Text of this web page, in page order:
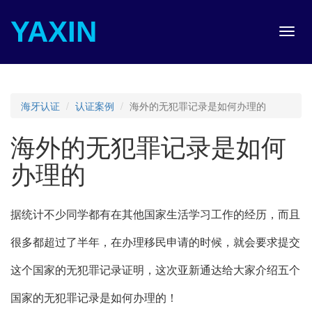
YAXIN
海牙认证 认证案例 海外的无犯罪记录是如何办理的
海外的无犯罪记录是如何
办理的
据统计不少同学都有在其他国家生活学习工作的经历，而且
很多都超过了半年，在办理移民申请的时候，就会要求提交
这个国家的无犯罪记录证明，这次亚新通达给大家介绍五个
国家的无犯罪记录是如何办理的！